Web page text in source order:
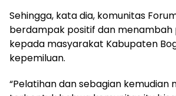
Sehingga, kata dia, komunitas
berdampak positif dan menambah
kepada masyarakat Kabupaten
kepemiluan.
“Pelatihan dan sebagian kemudian